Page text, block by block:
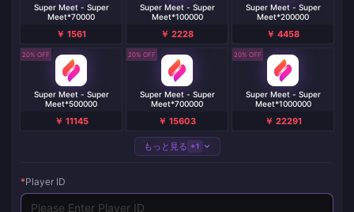
Super Meet - Super
Meet*70000
￥ 1561
Super Meet - Super
Meet*100000
￥ 2228
Super Meet - Super
Meet*200000
￥ 4458
20% OFF
Super Meet - Super
Meet*500000
￥ 11145
20% OFF
Super Meet - Super
Meet*700000
￥ 15603
20% OFF
Super Meet - Super
Meet*1000000
￥ 22291
もっと見る +1
*Player ID